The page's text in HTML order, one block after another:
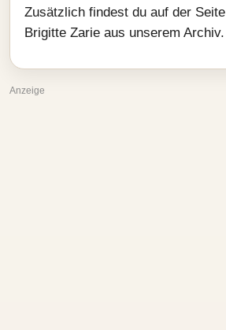
Zusätzlich findest du auf der
Brigitte Zarie aus unserem Archiv.
Anzeige